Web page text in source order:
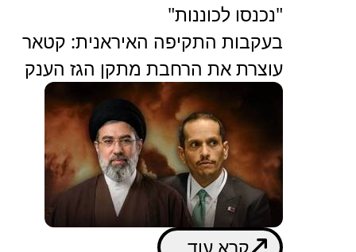
"נכנסו לכוננות"
בעקבות התקיפה האיראנית: קטאר
עוצרת את הרחבת מתקן הגז הענק